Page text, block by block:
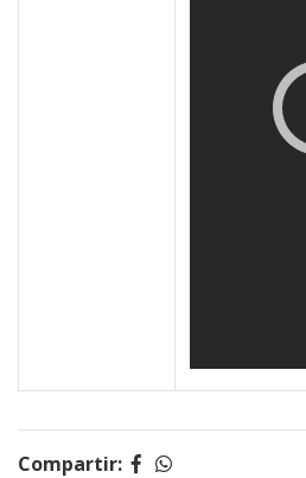
Compartir: